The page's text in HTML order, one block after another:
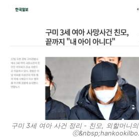
구미 3세 여아 사건 정리 - 친모, 외할머니